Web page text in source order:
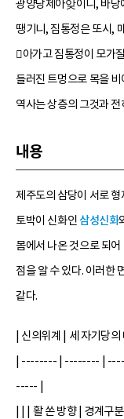
광양당제아앚이니, 바당
땡기니, 짐통정은 또시,
아가고 짐통정이 모가
들러진 트멍으로 목을
역사는 상층의 그것과 전
내용
제주도의 삼당이 서로
토박이 신화인삼성신화
몸에서 나온 것으로 되
점을 알 수 있다. 이러한
같다.
| 신의위계 | 세 자기당
| -------- | -------- |
----- |
| | | 활 쏜 방향 | 경계구